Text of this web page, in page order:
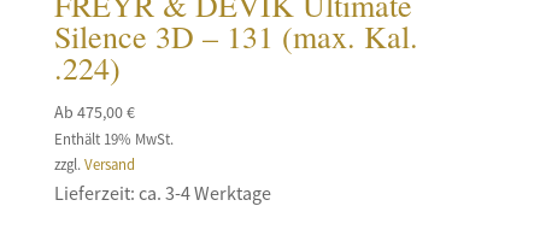
Silence 3D – 131 (max. Kal.
.224)
Ab 475,00€
Enthält 19% MwSt.
zzgl.Versand
Lieferzeit: ca. 3-4 Werktage